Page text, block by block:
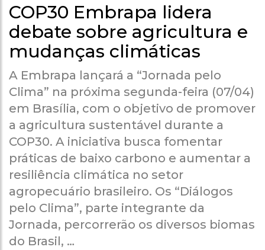
COP30 Embrapa lidera
debate sobre agricultura e
mudanças climáticas
A Embrapa lançará a “Jornada pelo
Clima” na próxima segunda-feira (07/04)
em Brasília, com o objetivo de promover
a agricultura sustentável durante a
COP30. A iniciativa busca fomentar
práticas de baixo carbono e aumentar a
resiliência climática no setor
agropecuário brasileiro. Os “Diálogos
pelo Clima”, parte integrante da
Jornada, percorrerão os diversos biomas
do Brasil, …